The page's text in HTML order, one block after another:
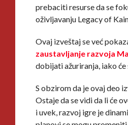
prebaciti resurse da se
oživljavanju Legacy of
Ovaj izveštaj se već
zaustavljanje razvoja
dobijati ažuriranja, iako
S obzirom da je ovaj deo
Ostaje da se vidi da li će
i uvek, razvoj igre je